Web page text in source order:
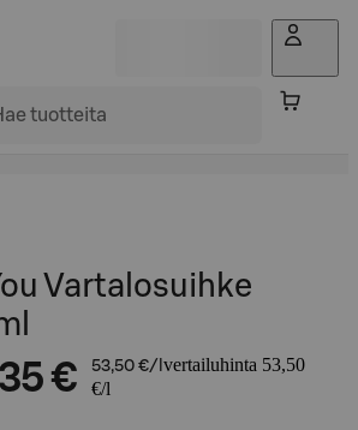
Vartalosuihke
€ 53,50 €/l vertailuhinta 53,50
€/l